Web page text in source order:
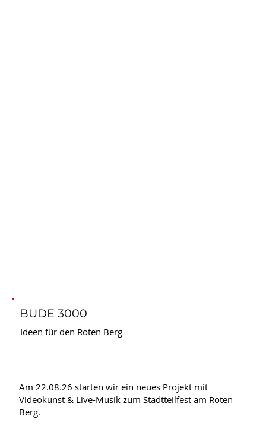
BUDE 3000
Ideen für den Roten Berg
Am 22.08.26 starten wir ein neues Projekt mit
Videokunst & Live-Musik zum Stadtteilfest am Roten
Berg.